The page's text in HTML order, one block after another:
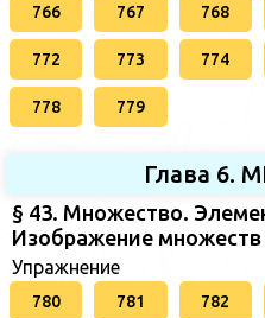
766 767 768
772 773 774
778 779
Глава 6.
§ 43. Множество.
Изображение множеств
Упражнение
780 781 782